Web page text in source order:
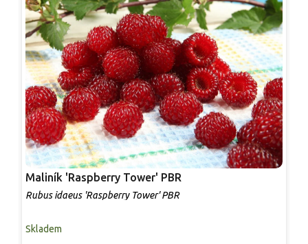
Maliník 'Raspberry Tower' PBR
Rubus idaeus 'Raspberry Tower' PBR
Skladem